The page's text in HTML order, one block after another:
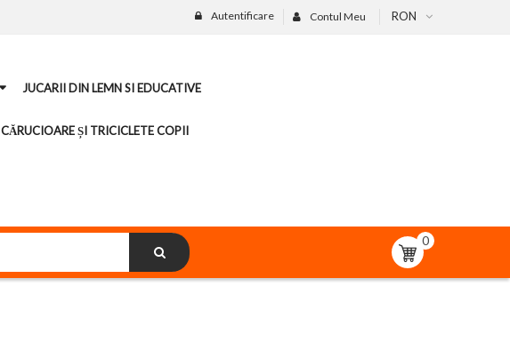
RON
Contul Meu
Autentificare
JUCARII DIN LEMN SI EDUCATIVE
CĂRUCIOARE ȘI TRICICLETE COPII
0